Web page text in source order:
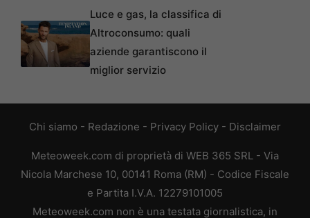
Luce e gas, la classifica di
Altroconsumo: quali
aziende garantiscono il
miglior servizio
Chi siamo - Redazione - Privacy Policy - Disclaimer
Meteoweek.com di proprietà di WEB 365 SRL - Via
Nicola Marchese 10, 00141 Roma (RM) - Codice Fiscale
e Partita I.V.A. 12279101005
Meteoweek.com non è una testata giornalistica, in